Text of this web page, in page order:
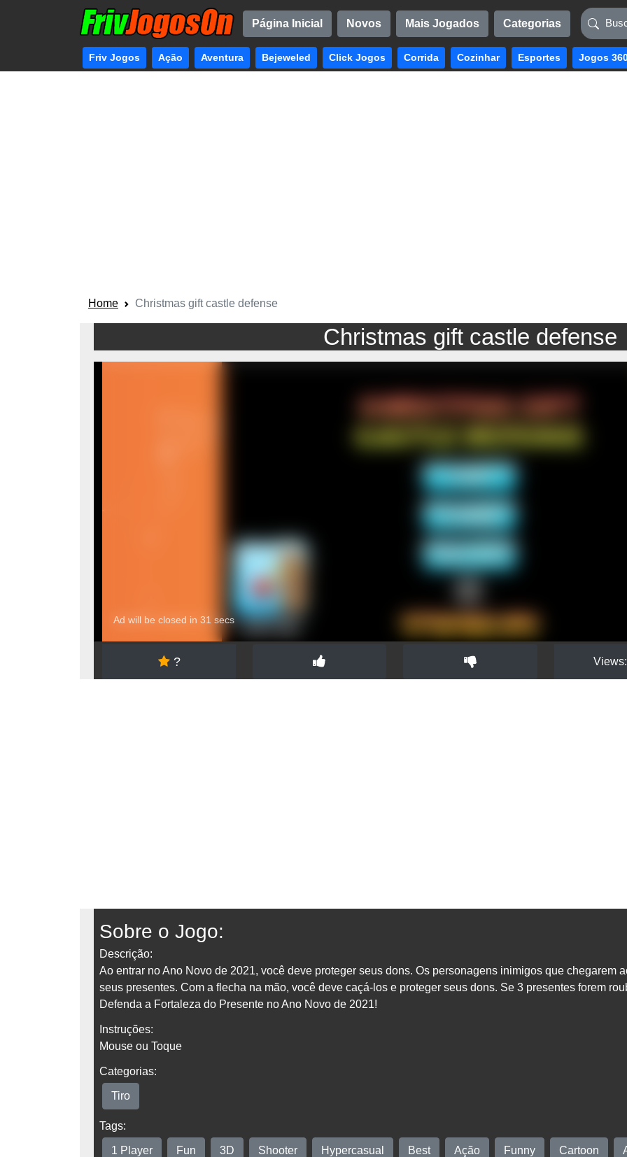
Página Inicial Novos Mais Jogados Categorias
Friv Jogos Ação Aventura Bejeweled Click Jogos Corrida Cozinhar Esportes Jogos
Home Christmas gift castle defense
Christmas gift castle defense
?
Sobre o Jogo:
Descrição:
Ao entrar no Ano Novo de 2021, você deve proteger seus dons. Os personagens inimigos que chegarem
seus presentes. Com a flecha na mão, você deve caçá-los e proteger seus dons. Se 3 presentes forem
Defenda a Fortaleza do Presente no Ano Novo de 2021!
Instruções:
Mouse ou Toque
Categorias:
Tiro
Tags:
1 Player Fun 3D Shooter Hypercasual Best Ação Funny Cartoon